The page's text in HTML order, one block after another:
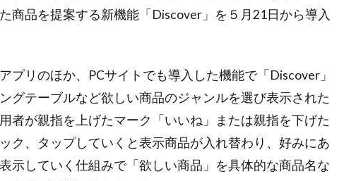
商品を提案する新機能「Discover」を５月21日から導入
プリのほか、PCサイトでも導入した機能で「Discover」
グテーブルなど欲しい商品のジャンルを選び表示された
者が親指を上げたマーク「いいね」または親指を下げた
ク、タップしていくと表示商品が入れ替わり、好みにあ
示していく仕組みで「欲しい商品」を具体的な商品名な